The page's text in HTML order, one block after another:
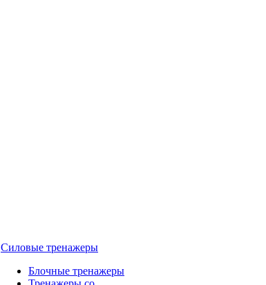
Силовые тренажеры
Блочные тренажеры